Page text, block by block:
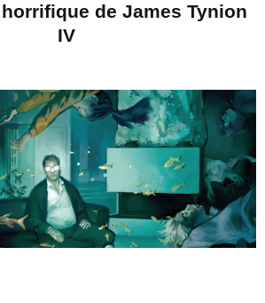
de James Tynion
IV